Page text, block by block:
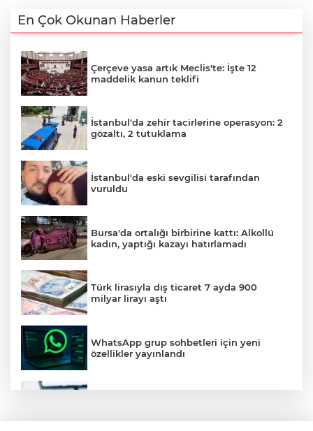
En Çok Okunan Haberler
Çerçeve yasa artık Meclis'te: İşte 12
maddelik kanun teklifi
İstanbul'da zehir tacirlerine operasyon: 2
gözaltı, 2 tutuklama
İstanbul'da eski sevgilisi tarafından
vuruldu
Bursa'da ortalığı birbirine kattı: Alkollü
kadın, yaptığı kazayı hatırlamadı
Türk lirasıyla dış ticaret 7 ayda 900
milyar lirayı aştı
WhatsApp grup sohbetleri için yeni
özellikler yayınlandı